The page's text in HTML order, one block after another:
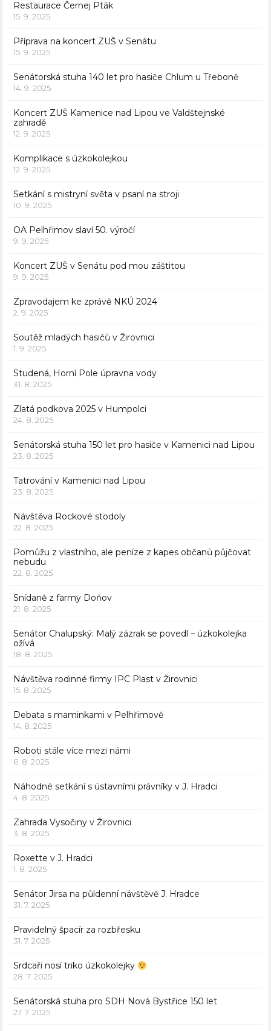
Restaurace Černej Pták
15. 9. 2025
Příprava na koncert ZUŠ v Senátu
15. 9. 2025
Senátorská stuha 140 let pro hasiče Chlum u Třeboně
14. 9. 2025
Koncert ZUŠ Kamenice nad Lipou ve Valdštejnské
zahradě
12. 9. 2025
Komplikace s úzkokolejkou
12. 9. 2025
Setkání s mistryní světa v psaní na stroji
10. 9. 2025
OA Pelhřimov slaví 50. výročí
9. 9. 2025
Koncert ZUŠ v Senátu pod mou záštitou
9. 9. 2025
Zpravodajem ke zprávě NKÚ 2024
2. 9. 2025
Soutěž mladých hasičů v Žirovnici
1. 9. 2025
Studená, Horní Pole úpravna vody
31. 8. 2025
Zlatá podkova 2025 v Humpolci
24. 8. 2025
Senátorská stuha 150 let pro hasiče v Kamenici nad Lipou
23. 8. 2025
Tatrování v Kamenici nad Lipou
23. 8. 2025
Návštěva Rockové stodoly
22. 8. 2025
Pomůžu z vlastního, ale peníze z kapes občanů půjčovat
nebudu
22. 8. 2025
Snídaně z farmy Doňov
21. 8. 2025
Senátor Chalupský: Malý zázrak se povedl – úzkokolejka
ožívá
18. 8. 2025
Návštěva rodinné firmy IPC Plast v Žirovnici
15. 8. 2025
Debata s maminkami v Pelhřimově
14. 8. 2025
Roboti stále více mezi námi
6. 8. 2025
Náhodné setkání s ústavními právníky v J. Hradci
4. 8. 2025
Zahrada Vysočiny v Žirovnici
3. 8. 2025
Roxette v J. Hradci
1. 8. 2025
Senátor Jirsa na půldenní návštěvě J. Hradce
31. 7. 2025
Pravidelný špacír za rozbřesku
31. 7. 2025
Srdcaři nosí triko úzkokolejky
28. 7. 2025
Senátorská stuha pro SDH Nová Bystřice 150 let
27. 7. 2025